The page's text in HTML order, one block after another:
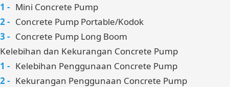
Mini Concrete Pump
Concrete Pump Portable/Kodok
Concrete Pump Long Boom
Kelebihan dan Kekurangan Concrete Pump
Kelebihan Penggunaan Concrete Pump
Kekurangan Penggunaan Concrete Pump